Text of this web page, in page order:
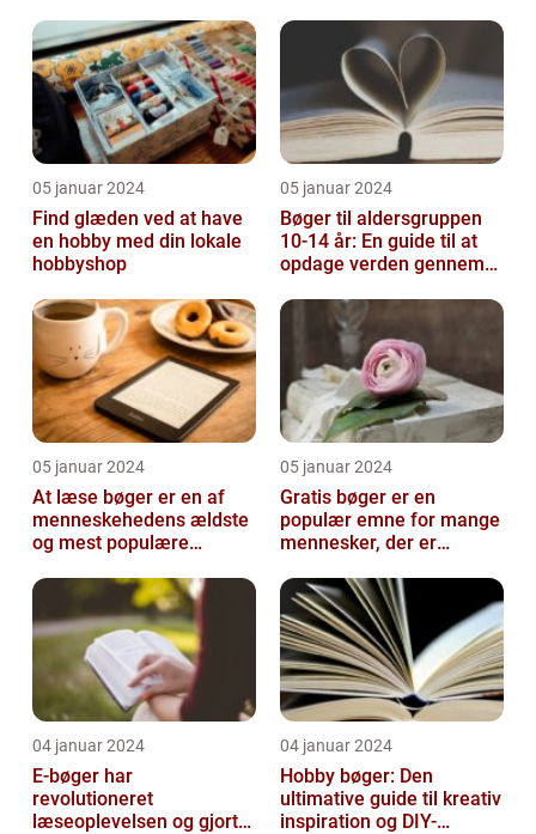
05 januar 2024
Find glæden ved at have
en hobby med din lokale
hobbyshop
05 januar 2024
Bøger til aldersgruppen
10-14 år: En guide til at
opdage verden gennem
05 januar 2024
At læse bøger er en af
menneskehedens ældste
og mest populære
05 januar 2024
Gratis bøger er en
populær emne for mange
mennesker, der er
men ikke ønsker ...
04 januar 2024
E-bøger har
revolutioneret
læseoplevelsen og gjort
04 januar 2024
Hobby bøger: Den
ultimative guide til kreativ
inspiration og DIY-